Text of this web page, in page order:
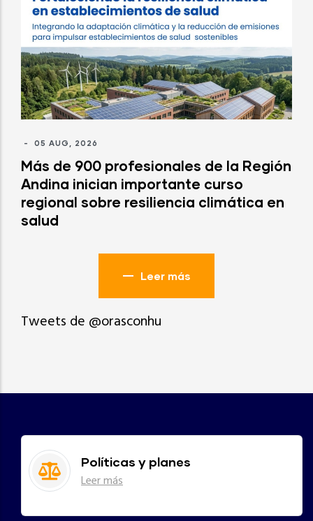
- 05 AUG, 2026
Más de 900 profesionales de la Región
Andina inician importante curso
regional sobre resiliencia climática en
salud
Leer más
Tweets de @orasconhu
Políticas y planes
Leer más